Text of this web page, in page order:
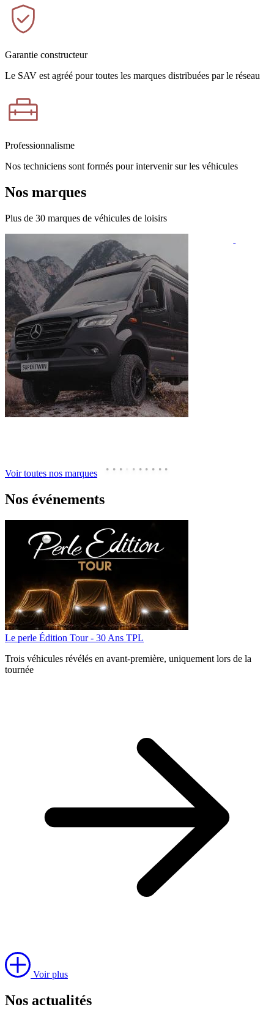
Garantie constructeur
Le SAV est agréé pour toutes les marques distribuées par le réseau
Professionnalisme
Nos techniciens sont formés pour intervenir sur les véhicules
Nos marques
Plus de 30 marques de véhicules de loisirs
Voir toutes nos marques
Nos événements
Le perle Édition Tour - 30 Ans TPL
Trois véhicules révélés en avant‑première, uniquement lors de la
tournée
Voir plus
Nos actualités